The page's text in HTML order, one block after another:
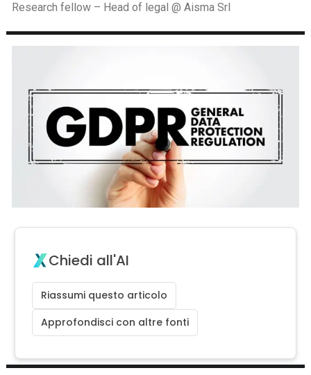
Research fellow – Head of legal @ Aisma Srl
Chiedi all'AI
Riassumi questo articolo
Approfondisci con altre fonti